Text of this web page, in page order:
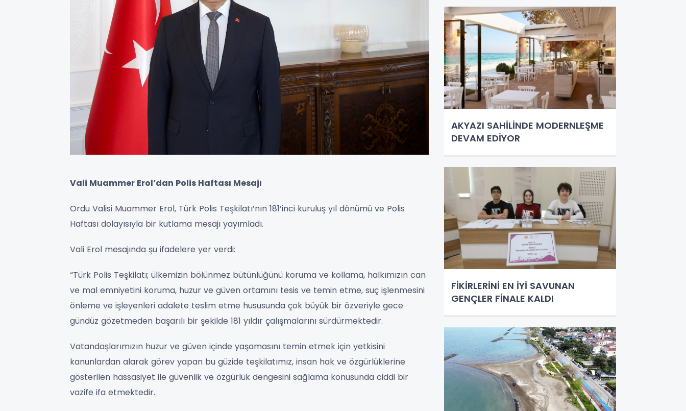
Vali Muammer Erol’dan Polis Haftası Mesajı
Ordu Valisi Muammer Erol, Türk Polis Teşkilatı’nın 181’inci kuruluş yıl dönümü ve Polis
Haftası dolayısıyla bir kutlama mesajı yayımladı.
Vali Erol mesajında şu ifadelere yer verdi:
“Türk Polis Teşkilatı; ülkemizin bölünmez bütünlüğünü koruma ve kollama, halkımızın can
ve mal emniyetini koruma, huzur ve güven ortamını tesis ve temin etme, suç işlenmesini
önleme ve işleyenleri adalete teslim etme hususunda çok büyük bir özveriyle gece
gündüz gözetmeden başarılı bir şekilde 181 yıldır çalışmalarını sürdürmektedir.
Vatandaşlarımızın huzur ve güven içinde yaşamasını temin etmek için yetkisini
kanunlardan alarak görev yapan bu güzide teşkilatımız, insan hak ve özgürlüklerine
gösterilen hassasiyet ile güvenlik ve özgürlük dengesini sağlama konusunda ciddi bir
vazife ifa etmektedir.
AKYAZI SAHİLİNDE MODERNLEŞME
DEVAM EDİYOR
FİKİRLERİNİ EN İYİ SAVUNAN
GENÇLER FİNALE KALDI